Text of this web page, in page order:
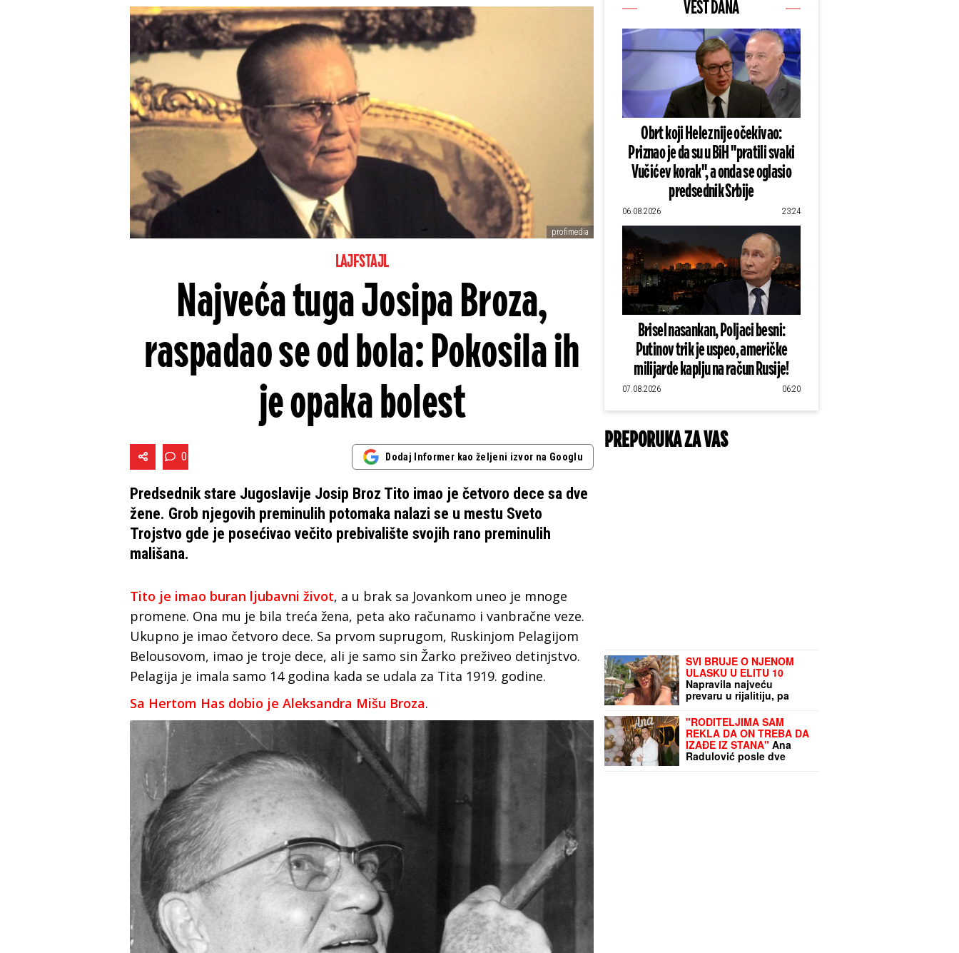
profimedia
LAJFSTAJL
Najveća tuga Josipa Broza,
raspadao se od bola: Pokosila ih
je opaka bolest
0 Dodaj Informer kao željeni izvor na Googlu
Predsednik stare Jugoslavije Josip Broz Tito imao je četvoro dece sa dve
žene. Grob njegovih preminulih potomaka nalazi se u mestu Sveto
Trojstvo gde je posećivao večito prebivalište svojih rano preminulih
mališana.
Tito je imao buran ljubavni život, a u brak sa Jovankom uneo je mnoge
promene. Ona mu je bila treća žena, peta ako računamo i vanbračne veze.
Ukupno je imao četvoro dece. Sa prvom suprugom, Ruskinjom Pelagijom
Belousovom, imao je troje dece, ali je samo sin Žarko preživeo detinjstvo.
Pelagija je imala samo 14 godina kada se udala za Tita 1919. godine.
Sa Hertom Has dobio je Aleksandra Mišu Broza.
VEST DANA
Obrt koji Helez nije očekivao:
Priznao je da su u BiH "pratili svaki
Vučićev korak", a onda se oglasio
predsednik Srbije
06.08.2026 23:24
Brisel nasankan, Poljaci besni:
Putinov trik je uspeo, američke
milijarde kaplju na račun Rusije!
07.08.2026 06:20
PREPORUKA ZA VAS
SVI BRUJE O NJENOM
ULASKU U ELITU 10
Napravila najveću
prevaru u rijalitiju, pa
nestala iz Srbije: Kuća u
kojoj je živela napuštena,
a jedna stvar zapala za
oko pratiocima
"RODITELJIMA SAM
REKLA DA ON TREBA DA
IZAĐE IZ STANA" Ana
Radulović posle dve
godine otvorila dušu o